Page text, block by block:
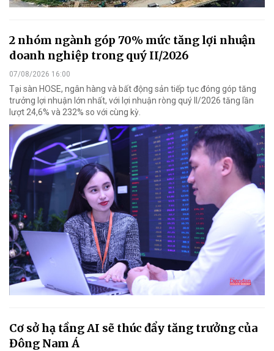
2 nhóm ngành góp 70% mức tăng lợi nhuận
doanh nghiệp trong quý II/2026
07/08/2026 16:00
Tại sàn HOSE, ngân hàng và bất động sản tiếp tục đóng góp tăng
trưởng lợi nhuận lớn nhất, với lợi nhuận ròng quý II/2026 tăng lần
lượt 24,6% và 232% so với cùng kỳ.
Cơ sở hạ tầng AI sẽ thúc đẩy tăng trưởng của
Đông Nam Á